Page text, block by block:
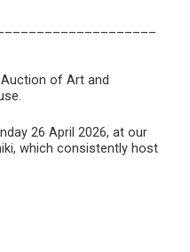
of Art and
26 April 2026, at our
which consistently host